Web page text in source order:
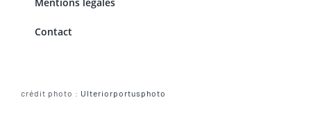
Contact
crédit photo : Ulteriorportusphoto